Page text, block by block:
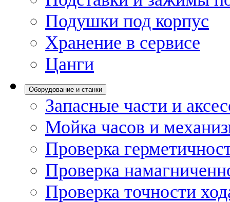
Подушки под корпус
Хранение в сервисе
Цанги
Оборудование и станки
Запасные части и
Мойка часов и
Проверка
Проверка
Проверка точности